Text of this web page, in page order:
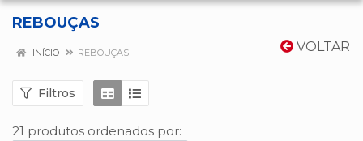
REBOUÇAS
VOLTAR
INÍCIO REBOUÇAS
Filtros
21 produtos ordenados por: